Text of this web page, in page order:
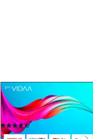
80 cm/32 Zoll
LED
Bildschirmtechnologie
HD-Ready Auflösung
Produktdatenblatt
(83)
174,94 €